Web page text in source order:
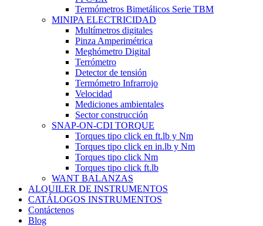
Termómetros Bimetálicos Serie TBM
MINIPA ELECTRICIDAD
Multímetros digitales
Pinza Amperimétrica
Meghómetro Digital
Terrómetro
Detector de tensión
Termómetro Infrarrojo
Velocidad
Mediciones ambientales
Sector construcción
SNAP-ON-CDI TORQUE
Torques tipo click en ft.lb y Nm
Torques tipo click en in.lb y Nm
Torques tipo click Nm
Torques tipo click ft.lb
WANT BALANZAS
ALQUILER DE INSTRUMENTOS
CATÁLOGOS INSTRUMENTOS
Contáctenos
Blog